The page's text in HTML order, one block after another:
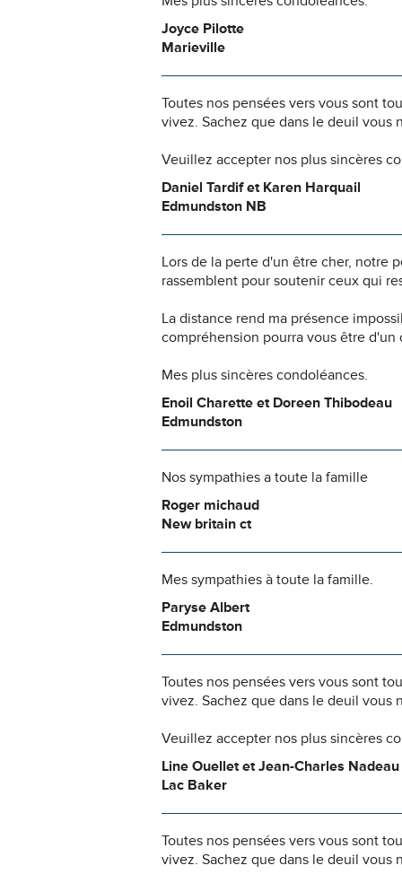
Joyce Pilotte
Marieville
Toutes nos pensées vers vous sont
vivez. Sachez que dans le deuil vous
Veuillez accepter nos plus sincères
Daniel Tardif et Karen Harquail
Edmundston NB
Lors de la perte d'un être cher, notre
rassemblent pour soutenir ceux qui
La distance rend ma présence
compréhension pourra vous être d'un
Mes plus sincères condoléances.
Enoil Charette et Doreen Thibodeau
Edmundston
Nos sympathies a toute la famille
Roger michaud
New britain ct
Mes sympathies à toute la famille.
Paryse Albert
Edmundston
Toutes nos pensées vers vous sont
vivez. Sachez que dans le deuil vous
Veuillez accepter nos plus sincères
Line Ouellet et Jean-Charles Nadeau
Lac Baker
Toutes nos pensées vers vous sont
vivez. Sachez que dans le deuil vous